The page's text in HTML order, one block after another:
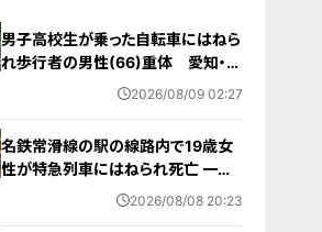
男子高校生が乗った自転車にはねら
れ歩行者の男性(66)重体 愛知・み
2026/08/09 02:27
名鉄常滑線の駅の線路内で19歳女
性が特急列車にはねられ死亡 一部
区間で一時運転見合わせに お盆休
2026/08/08 20:23